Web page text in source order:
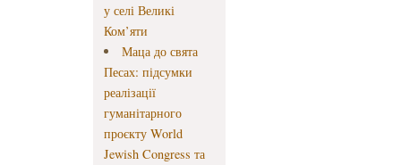
у селі Великі
Ком’яти
Маца до свята
Песах: підсумки
реалізації
гуманітарного
проєкту World
Jewish Congress та